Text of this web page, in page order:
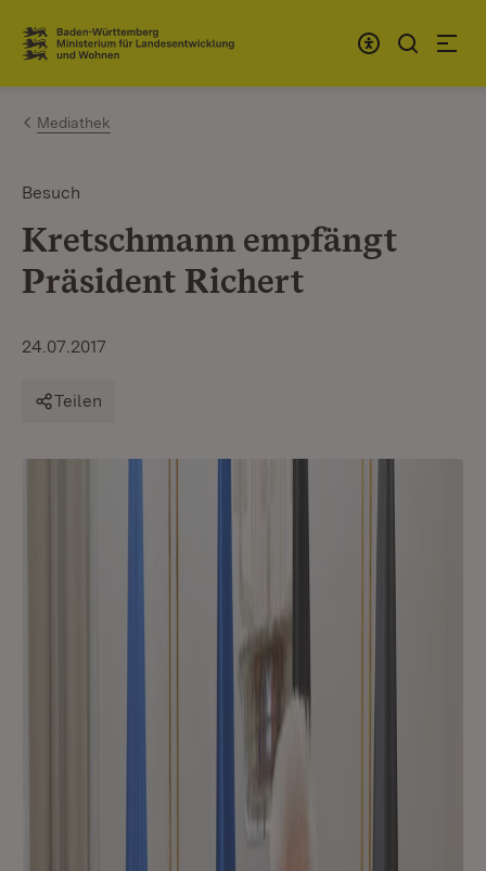
Zum Inhalt springen
Link zur Startseite
Mediathek
Besuch
Kretschmann empfängt
Präsident Richert
24.07.2017
Teilen